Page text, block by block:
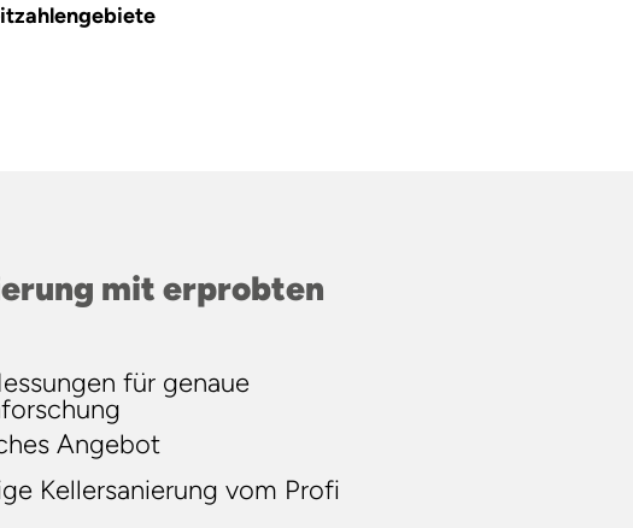
mit erprobten
für genaue
Angebot
Kellersanierung vom Profi